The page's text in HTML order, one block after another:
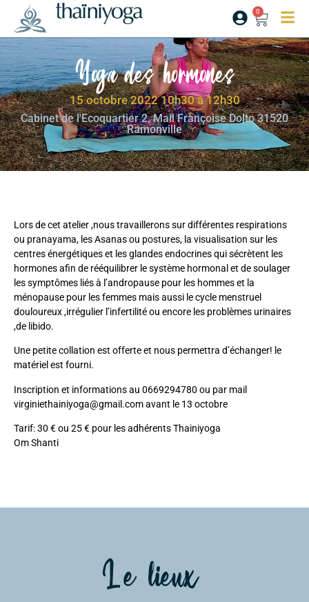
0
Yoga des hormones
15 octobre 2022 10h30 à 12h30
Cabinet de l'Ecoquartier 2, Mail Françoise Dolto 31520
Ramonville
Lors de cet atelier ,nous travaillerons sur différentes respirations
ou pranayama, les Asanas ou postures, la visualisation sur les
centres énergétiques et les glandes endocrines qui sécrètent les
hormones afin de rééquilibrer le système hormonal et de soulager
les symptômes liés à l’andropause pour les hommes et la
ménopause pour les femmes mais aussi le cycle menstruel
douloureux ,irrégulier l’infertilité ou encore les problèmes urinaires
,de libido.
Une petite collation est offerte et nous permettra d’échanger! le
matériel est fourni.
Inscription et informations au 0669294780 ou par mail
virginiethainiyoga@gmail.com avant le 13 octobre
Tarif: 30 € ou 25 € pour les adhérents Thainiyoga
Om Shanti
Le lieux